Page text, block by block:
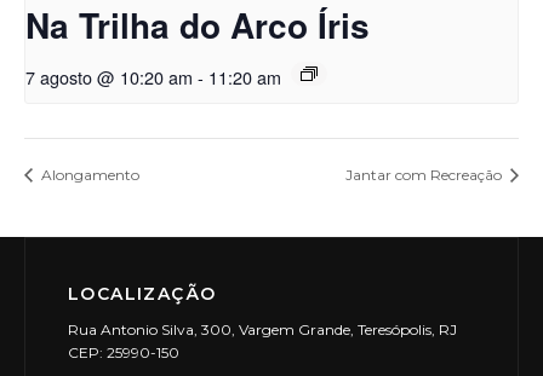
Na Trilha do Arco Íris
7 agosto @ 10:20 am - 11:20 am
Alongamento Jantar com Recreação
LOCALIZAÇÃO
Rua Antonio Silva, 300, Vargem Grande, Teresópolis, RJ
CEP: 25990-150